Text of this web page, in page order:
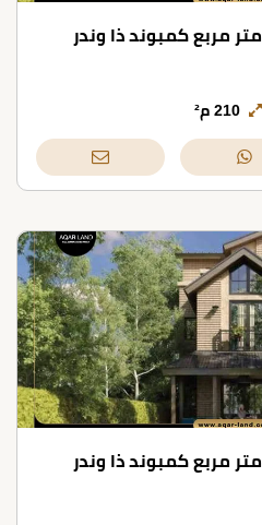
تاون هاوس بمساحة 210 متر مربع كمبوند ذا وندر
210 م²
تاون هاوس بمساحة 242 متر مربع كمبوند ذا وندر